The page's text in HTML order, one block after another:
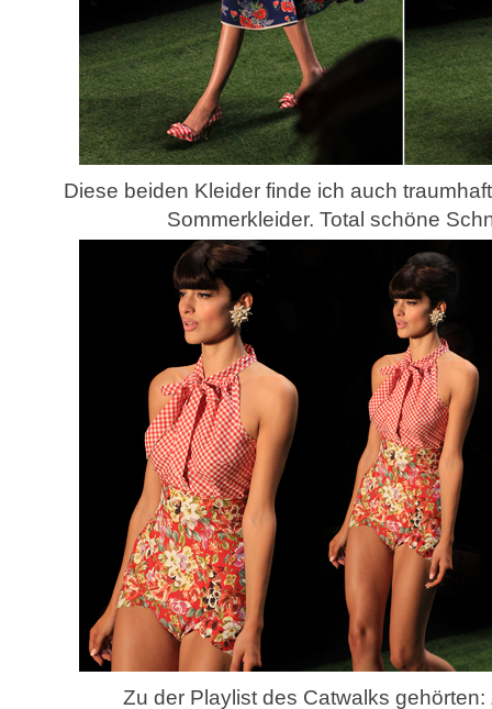
Diese beiden Kleider finde ich auch
Sommerkleider. Total schöne
Zu der Playlist des Catwalks gehörten: